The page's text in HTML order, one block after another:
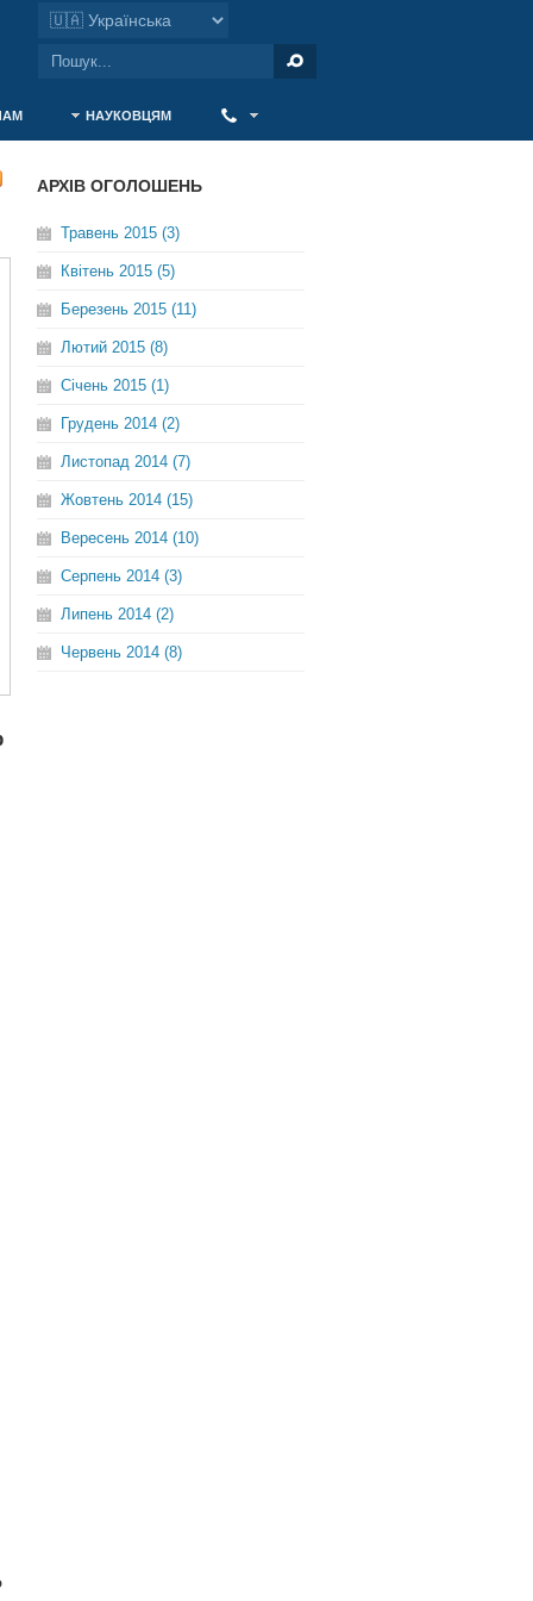
НАУКОВЦЯМ
АРХІВ ОГОЛОШЕНЬ
Травень 2015 (3)
Квітень 2015 (5)
Березень 2015 (11)
Лютий 2015 (8)
Січень 2015 (1)
Грудень 2014 (2)
Листопад 2014 (7)
Жовтень 2014 (15)
Вересень 2014 (10)
Серпень 2014 (3)
Липень 2014 (2)
Червень 2014 (8)